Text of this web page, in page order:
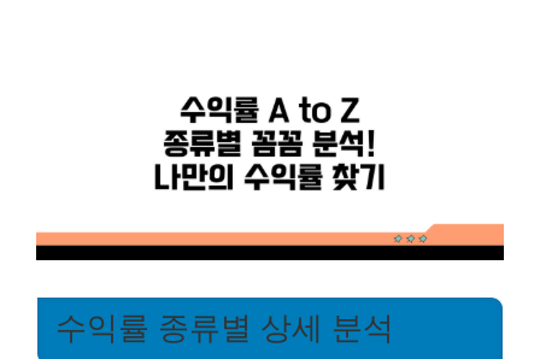
수익률 종류별 상세 분석